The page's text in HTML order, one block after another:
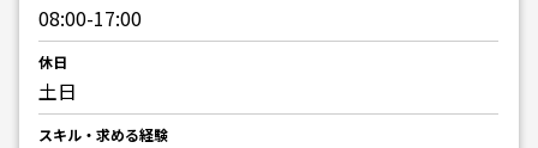
08:00-17:00
休日
土日
スキル・求める経験